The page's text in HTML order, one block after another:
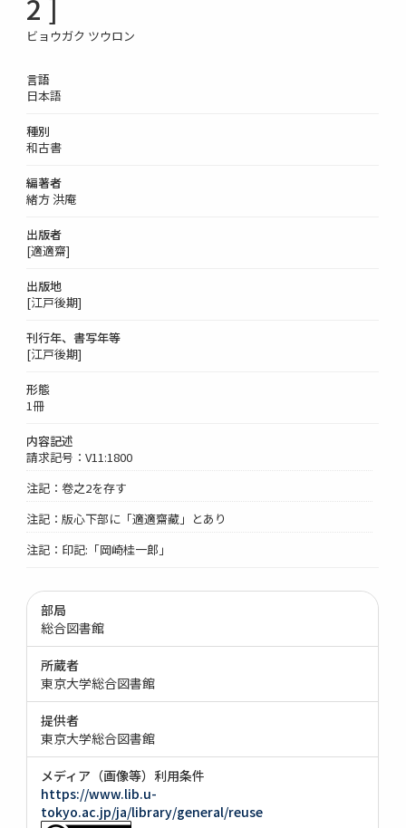
ビョウガク ツウロン
言語
日本語
種別
和古書
編著者
緒方 洪庵
出版者
[適適齋]
出版地
[江戸後期]
刊行年、書写年等
[江戸後期]
形態
1冊
内容記述
請求記号：V11:1800
注記：卷之2を存す
注記：版心下部に「適適齋藏」とあり
注記：印記:「岡崎桂一郎」
部局
総合図書館
所蔵者
東京大学総合図書館
提供者
東京大学総合図書館
メディア（画像等）利用条件
https://www.lib.u-
tokyo.ac.jp/ja/library/general/reuse